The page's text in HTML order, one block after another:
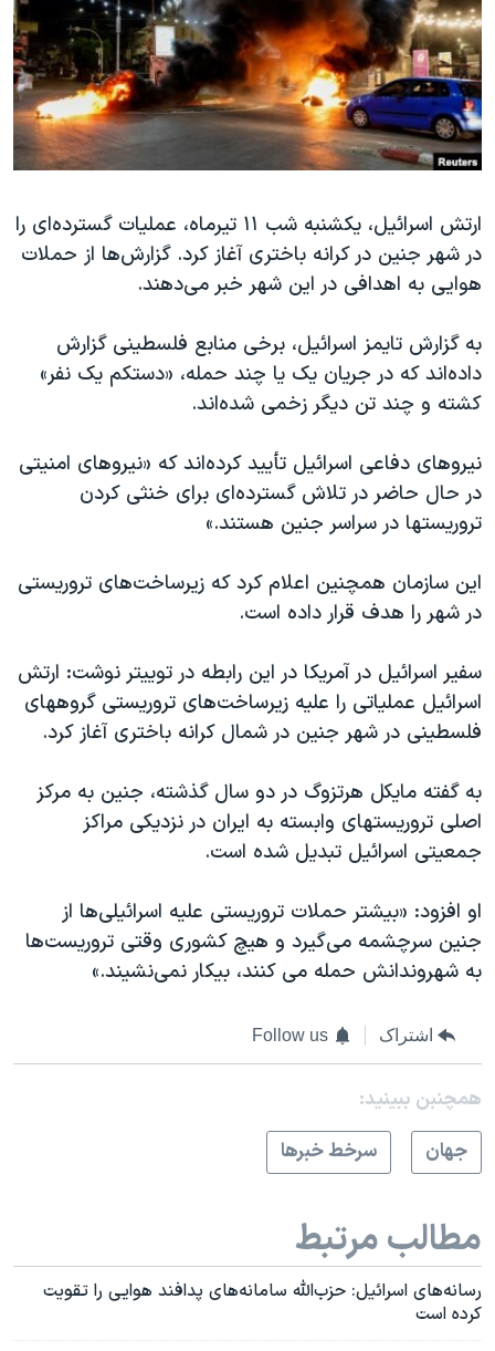
فرهنگ و زندگی
حقوق شهروندی
اقتصادی
علم و فناوری
گالری عکس
آرشیو پخش زنده
مستندها
انتخابات ریاست جمهوری آمریکا ۲۰۲۴
حمله جمهوری اسلامی به اسرائیل
رمز مهسا
اعتراضات زن، زندگی، آزادی
مجموعه مستندهای دادخواهی
تریبونال مردمی آبان ۹۸
دادگاه حمید نوری
چهل سال گروگان‌گیری
قانون شفافیت دارائی کادر رهبری ایران
اعتراضات مردمی آبان ۹۸
اسرائیل در جنگ
نرگس محمدی برنده جایزه نوبل صلح
همایش محافظه‌کاران آمریکا «سی‌پک»
صفحه‌های ویژه
دنبال کنید
زبانهای مختلف
ارتش اسرائیل‌، یکشنبه شب ۱۱ تیرماه، عملیات گسترده‌ای را
در شهر جنین در کرانه باختری آغاز کرد. گزارش‌ها از حملات
هوایی به اهدافی در این شهر خبر می‌دهند.
به گزارش تایمز اسرائیل، برخی منابع فلسطینی گزارش
داده‌اند که در جریان یک یا چند حمله، «دستکم یک نفر»
کشته و چند تن دیگر زخمی شده‌اند.
نیروهای دفاعی اسرائیل تأیید کرده‌اند که «نیروهای امنیتی
در حال حاضر در تلاش گسترده‌ای برای خنثی کردن
تروریستها در سراسر جنین هستند.»
این سازمان همچنین اعلام کرد که زیرساخت‌های تروریستی
در شهر را هدف قرار داده است.
سفیر اسرائیل در آمریکا در این رابطه در توییتر نوشت: ارتش
اسرائیل عملیاتی را علیه زیرساخت‌های تروریستی گروههای
فلسطینی در شهر جنین در شمال کرانه باختری آغاز کرد.
به گفته مایکل هرتزوگ در دو سال گذشته، جنین به مرکز
اصلی تروریستهای وابسته به ایران در نزدیکی مراکز
جمعیتی اسرائیل تبدیل شده است.
او افزود: «بیشتر حملات تروریستی علیه اسرائیلی‌ها از
جنین سرچشمه می‌گیرد و هیچ کشوری وقتی تروریست‌ها
به شهروندانش حمله می کنند، بیکار نمی‌نشیند.»
اشتراک Follow us
همچنبن ببینید:
جهان
سرخط خبرها
مطالب مرتبط
رسانه‌های اسرائیل: حزب‌الله سامانه‌های پدافند هوایی را تقویت
کرده است